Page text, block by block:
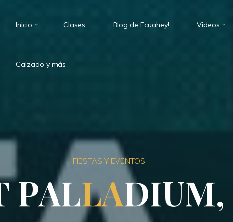
Inicio Clases Blog de Ecuahey! Videos
Calzado y más
FIESTAS Y EVENTOS
PALLADIUM,